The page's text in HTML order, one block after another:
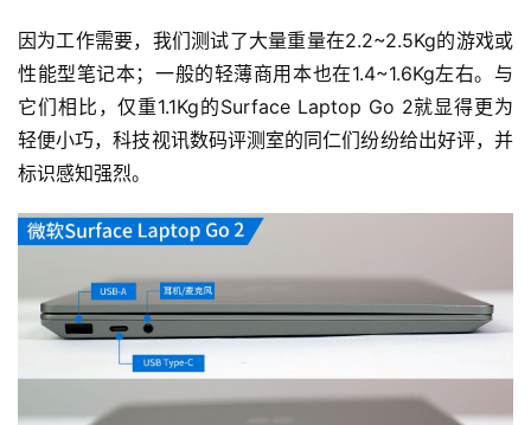
因为工作需要，我们测试了大量重量在2.2~2.5Kg的游戏或
性能型笔记本；一般的轻薄商用本也在1.4~1.6Kg左右。与
它们相比，仅重1.1Kg的Surface Laptop Go 2就显得更为
轻便小巧，科技视讯数码评测室的同仁们纷纷给出好评，并
标识感知强烈。